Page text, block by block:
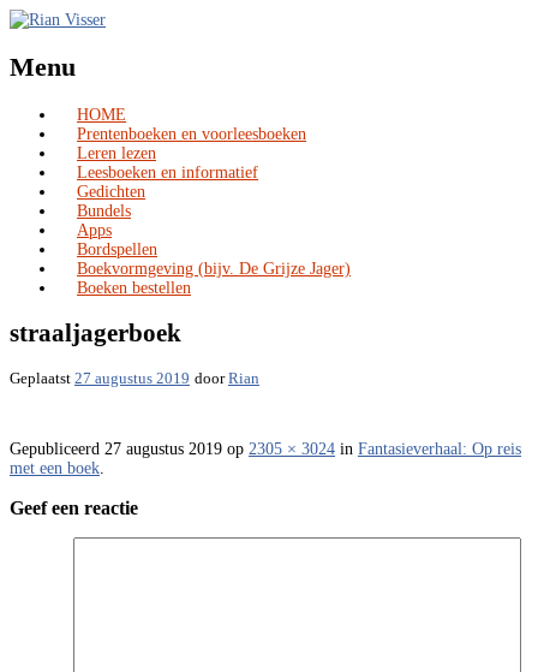
Menu
Skip
to
content
HOME
Prentenboeken en voorleesboeken
Leren lezen
Leesboeken en informatief
Gedichten
Bundels
Apps
Bordspellen
Boekvormgeving (bijv. De Grijze Jager)
Boeken bestellen
straaljagerboek
Geplaatst 27 augustus 2019 doorRian
Gepubliceerd 27 augustus 2019 op 2305 × 3024 in Fantasieverhaal: Op reis
met een boek
Geef een reactie